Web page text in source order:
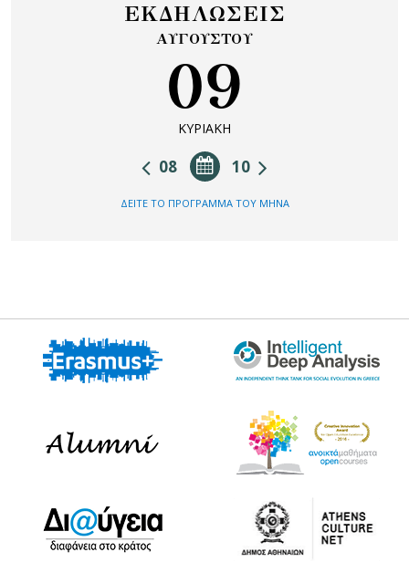
ΕΚΔΗΛΩΣΕΙΣ
ΑΥΓΟΥΣΤΟΥ
09
ΚΥΡΙΑΚΗ
10
08
ΔΕΙΤΕ ΤΟ ΠΡΟΓΡΑΜΜΑ ΤΟΥ ΜΗΝΑ